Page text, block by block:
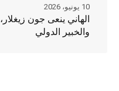
الهاني ينعى جون
والخبير الدولي
10 يونيو، 2026